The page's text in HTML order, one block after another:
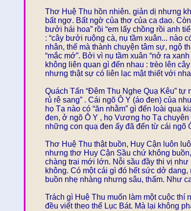
Thơ Huệ Thu hồn nhiên. giản dị nhưng
bất ngơ. Bất ngờ của thơ của ca dao.
bưởi hái hoa” rồi “em lấy chồng rồi anh
: “cây bưởi ruộng cà, nụ tầm xuân... nào
nhân, thế mà thành chuyện tâm sự, ngộ
“mắc mớ”. Bởi vì nụ tầm xuân “nở ra
không liên quan gì đến nhau : trèo lên
nhưng thật sự có liên lạc mật thiết với
Quách Tấn “Ðêm Thu Nghe Quạ Kêu” tự
rủ rê sang” . Cái ngõ Ô Y (áo đen) của
họ Tạ nào có “ăn nhằm” gì đến loài quạ
đen, ở ngõ Ô Y , họ Vương họ Tạ
những con quạ đen ấy đã đến từ cái ngõ
Thơ Huệ Thu thật buồn, Huy Cận luôn
nhưng thơ Huy Cận Sầu chứ không
chàng trai mới lớn. Nỗi sầu đầy thi vị như
không. Có một cái gì đó hết sức dở
buồn nhẹ nhàng nhưng sâu, thấm. Như
Trách gì Huệ Thu muốn làm một cuộc thí
đều viết theo thể Lục Bát. Mà lại không